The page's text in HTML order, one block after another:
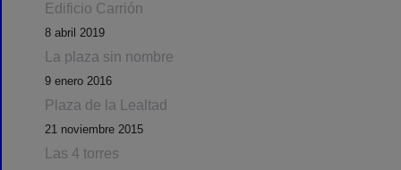
Edificio Carrión
8 abril 2019
La plaza sin nombre
9 enero 2016
Plaza de la Lealtad
21 noviembre 2015
Las 4 torres